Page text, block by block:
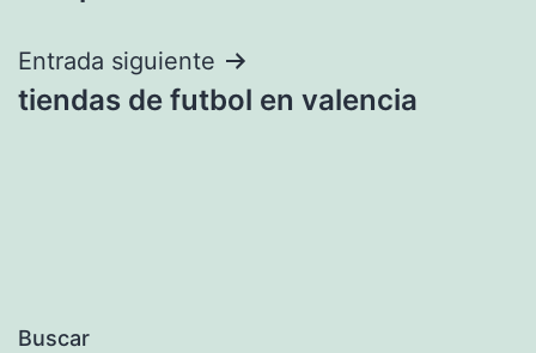
entradas
Entrada siguiente
tiendas de futbol en valencia
Buscar